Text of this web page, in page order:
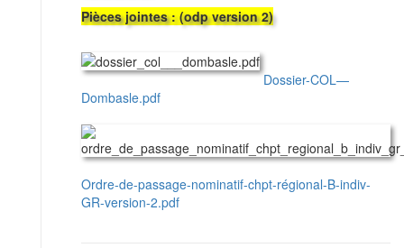
Pièces jointes : (odp version 2)
Dossier-COL—
Dombasle.pdf
Ordre-de-passage-nominatif-chpt-régional-B-indiv-
GR-version-2.pdf